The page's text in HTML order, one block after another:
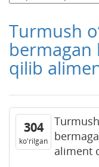
Turmush
bermagan
qilib
304
ko'rilgan
aliment